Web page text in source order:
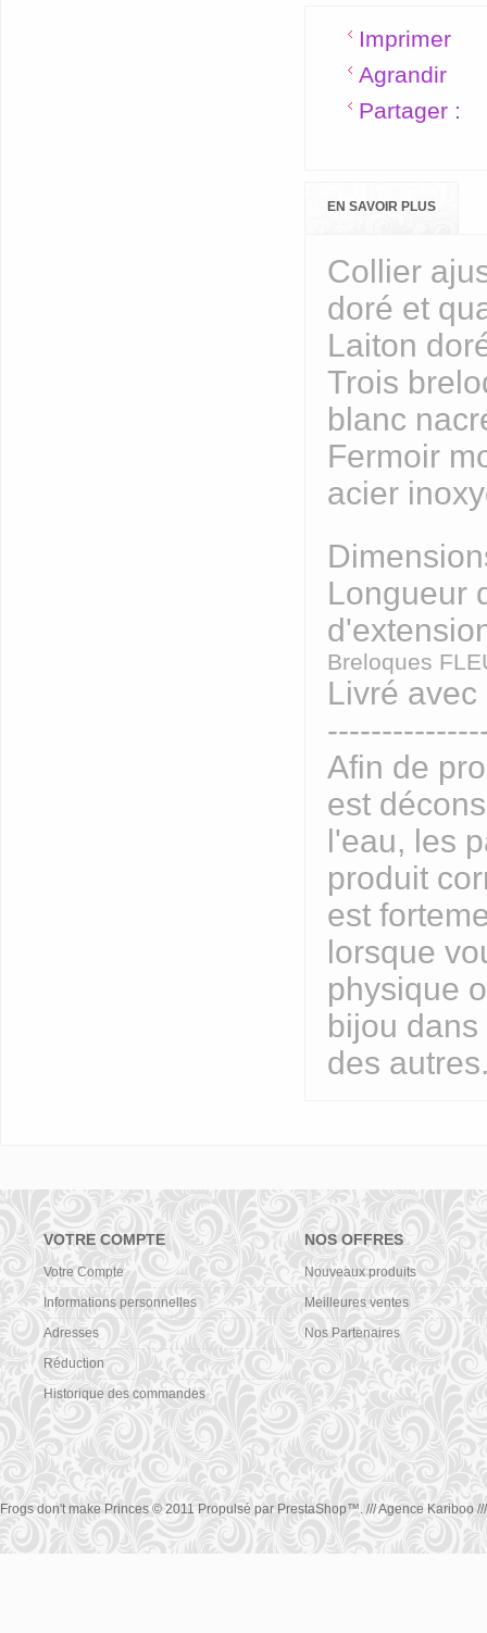
Imprimer
Agrandir
Partager :
EN SAVOIR PLUS
Collier
doré et
Laiton
Trois
blanc
Fermoir
acier
Longueur
Breloques
Livré
Afin de
est
l'eau, les
produit
est
lorsque
physique
bijou
des
VOTRE COMPTE
Votre Compte
Informations personnelles
Adresses
Réduction
Historique des commandes
NOS OFFRES
Nouveaux produits
Meilleures ventes
Nos Partenaires
Frogs don't make Princes © 2011 Propulsé par PrestaShop™. /// Agence Kariboo ///